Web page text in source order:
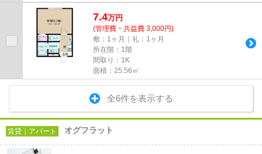
7.4万円
(管理費・共益費 3,000円)
敷：1ヶ月｜礼：1ヶ月
所在階：1階
間取り：1K
面積：25.56㎡
全6件を表示する
賃貸｜アパート オグフラット